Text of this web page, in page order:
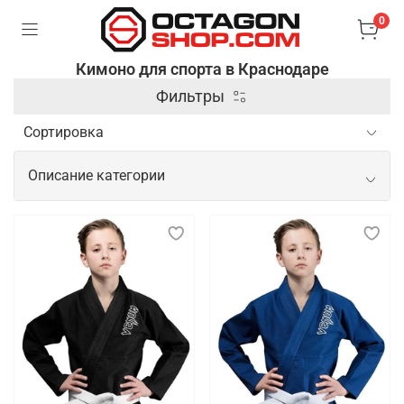
0
Кимоно для спорта в Краснодаре
Фильтры
Описание категории
Спортивное кимоно для тренировок и
показательных выступлений
Спортивное кимоно — это специальная одежда,
используемая в боевых искусствах и
единоборствах, таких как дзюдо, карате, айкидо и
бразильское джиу-джитсу. Оно изготавливается из
плотной и прочной ткани, которая выдерживает
интенсивные нагрузки и частые захваты,